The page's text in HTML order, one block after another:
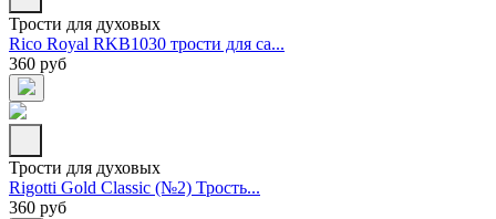
Трости для духовых
Rico Royal RKB1030 трости для са...
360 руб
Трости для духовых
Rigotti Gold Classic (№2) Трость...
360 руб